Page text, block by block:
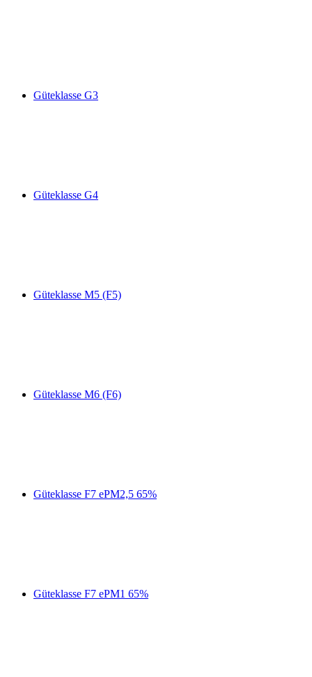
Güteklasse G3
Güteklasse G4
Güteklasse M5 (F5)
Güteklasse M6 (F6)
Güteklasse F7 ePM2,5 65%
Güteklasse F7 ePM1 65%